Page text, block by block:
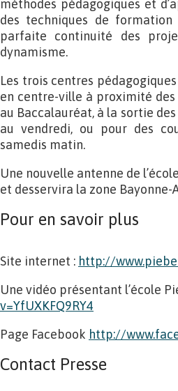
méthodes pédagogiques et
des techniques de formation
parfaite continuité des
dynamisme.
Les trois centres
en centre-ville à proximité
au Baccalauréat, à la sortie
au vendredi, ou pour des
samedis matin.
Une nouvelle antenne de
et desservira la zone
Pour en savoir plus
Site internet : http://
Une vidéo présentant l’école
v=YfUXKFQ9RY4
Page Facebook http://
Contact Presse